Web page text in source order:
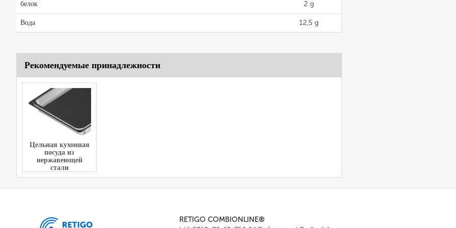
белок 2 g
Вода 12,5 g
Рекомендуемые принадлежности
Цельная кухонная
посуда из
нержавеющей
стали
RETIGO COMBIONLINE®